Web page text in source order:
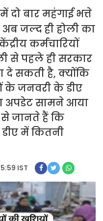
बार महंगाई भत्ते
जल्द ही होली का
कर्मचारियों
से पहले ही सरकार
दे सकती है, क्योंकि
के जनवरी के डीए
अपडेट सामने आया
जानते हैं कि
में कितनी
IST